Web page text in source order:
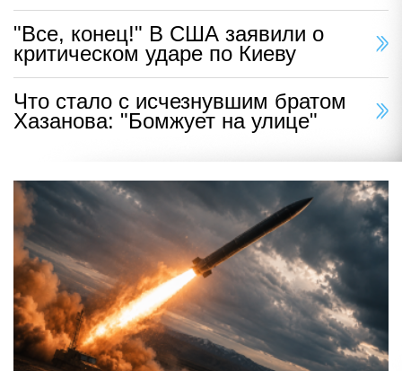
"Все, конец!" В США заявили о
критическом ударе по Киеву
Что стало с исчезнувшим братом
Хазанова: "Бомжует на улице"